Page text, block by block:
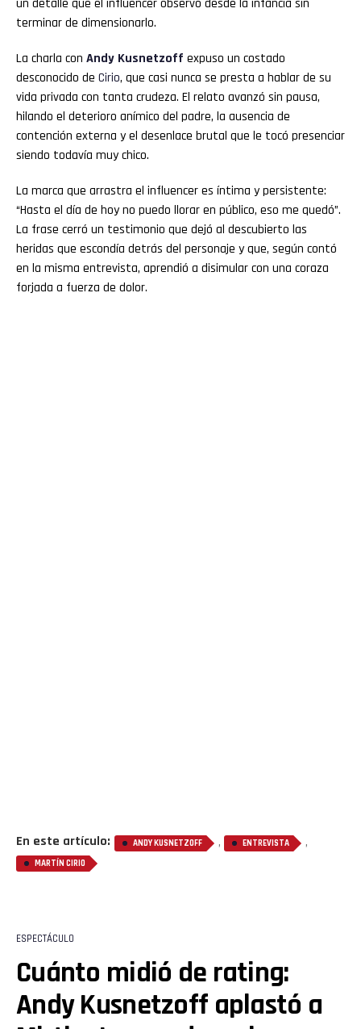
terminar de dimensionarlo.
La charla con Andy Kusnetzoff expuso un costado
desconocido de Cirio, que casi nunca se presta a hablar de su
vida privada con tanta crudeza. El relato avanzó sin pausa,
hilando el deterioro anímico del padre, la ausencia de
contención externa y el desenlace brutal que le tocó presenciar
siendo todavía muy chico.
La marca que arrastra el influencer es íntima y persistente:
“Hasta el día de hoy no puedo llorar en público, eso me quedó”.
La frase cerró un testimonio que dejó al descubierto las
heridas que escondía detrás del personaje y que, según contó
en la misma entrevista, aprendió a disimular con una coraza
forjada a fuerza de dolor.
En este artículo: ANDY KUSNETZOFF , ENTREVISTA ,
MARTÍN CIRIO
ESPECTÁCULO
Cuánto midió de rating:
Andy Kusnetzoff aplastó a